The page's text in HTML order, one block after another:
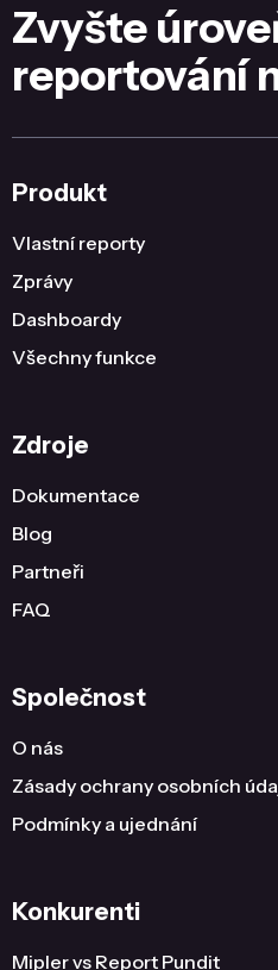
Zvyšte
reportování
Produkt
Vlastní reporty
Zprávy
Dashboardy
Všechny funkce
Zdroje
Dokumentace
Blog
Partneři
FAQ
Společnost
O nás
Zásady ochrany osobních
Podmínky a ujednání
Konkurenti
Mipler vs Report Pundit